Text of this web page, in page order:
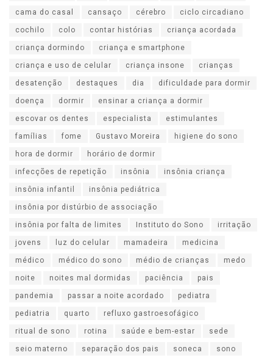
cama do casal cansaço cérebro ciclo circadiano
cochilo colo contar histórias criança acordada
criança dormindo criança e smartphone
criança e uso de celular criança insone crianças
desatenção destaques dia dificuldade para dormir
doença dormir ensinar a criança a dormir
escovar os dentes especialista estimulantes
famílias fome Gustavo Moreira higiene do sono
hora de dormir horário de dormir
infecções de repetição insônia insônia criança
insônia infantil insônia pediátrica
insônia por distúrbio de associação
insônia por falta de limites Instituto do Sono irritação
jovens luz do celular mamadeira medicina
médico médico do sono médio de crianças medo
noite noites mal dormidas paciência pais
pandemia passar a noite acordado pediatra
pediatria quarto refluxo gastroesofágico
ritual de sono rotina saúde e bem-estar sede
seio materno separação dos pais soneca sono